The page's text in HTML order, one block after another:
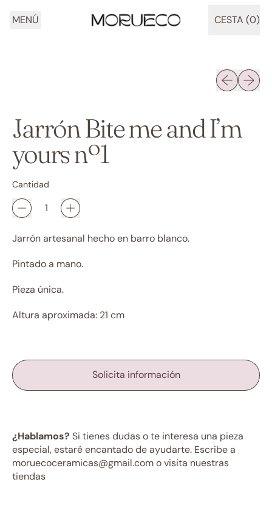
MENÚ CESTA (0)
ARTÍCULOS
Diapositiva
Jarrón Bite me and I’m
yours nº1
Cantidad
Jarrón artesanal hecho en barro blanco.
Pintado a mano.
Pieza única.
Altura aproximada: 21 cm
Solicita información
¿Hablamos? Si tienes dudas o te interesa una pieza
especial, estaré encantado de ayudarte. Escribe a
moruecoceramicas@gmail.com o visita nuestras
tiendas